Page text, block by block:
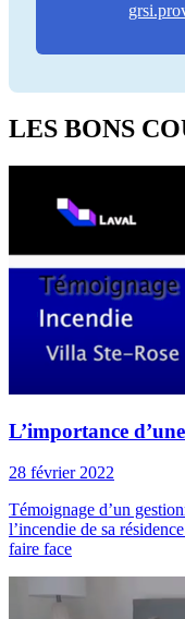
LES BONS
L’importance
28 février 2022
Témoignage d’un
l’incendie de sa
faire face